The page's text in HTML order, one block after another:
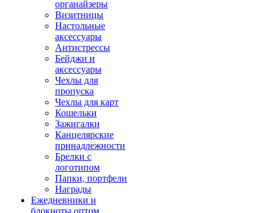
органайзеры
Визитницы
Настольные
аксессуары
Антистрессы
Бейджи и
аксессуары
Чехлы для
пропуска
Чехлы для карт
Кошельки
Зажигалки
Канцелярские
принадлежности
Брелки с
логотипом
Папки, портфели
Награды
Ежедневники и
блокноты оптом